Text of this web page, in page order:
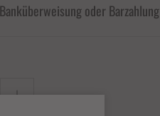
oder Barzahlung